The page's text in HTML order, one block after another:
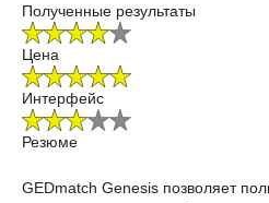
Полученные результаты
Цена
Интерфейс
Резюме
GEDmatch Genesis позволяет